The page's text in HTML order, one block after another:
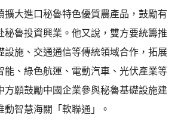
擴大進口秘魯特色優質農產品，鼓勵有
秘魯投資興業。他又說，雙方要統籌推
設施、交通通信等傳統領域合作，拓展
能、綠色航運、電動汽車、光伏產業等
方願鼓勵中國企業參與秘魯基礎設施建
智慧海關「軟聯通」。